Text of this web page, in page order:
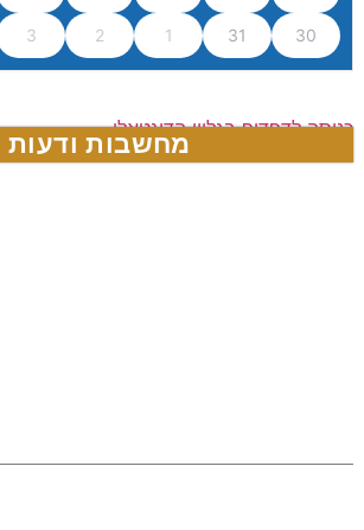
30
31
1
2
3
כניסה לדפדוף בגליון הדיגטאלי
מחשבות ודעות